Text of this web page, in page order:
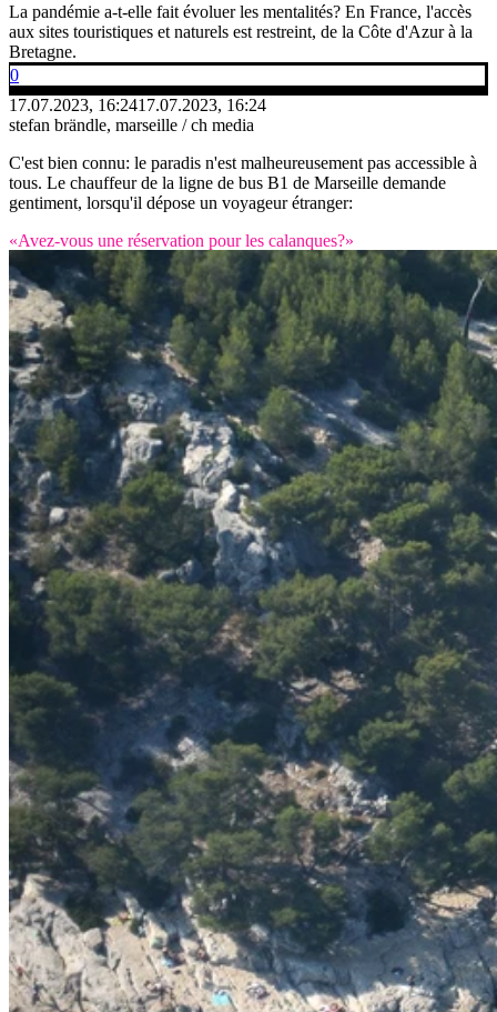
La pandémie a-t-elle fait évoluer les mentalités? En France, l'accès
aux sites touristiques et naturels est restreint, de la Côte d'Azur à la
Bretagne.
0
17.07.2023, 16:2417.07.2023, 16:24
stefan brändle, marseille / ch media
C'est bien connu: le paradis n'est malheureusement pas accessible à
tous. Le chauffeur de la ligne de bus B1 de Marseille demande
gentiment, lorsqu'il dépose un voyageur étranger:
«Avez-vous une réservation pour les calanques?»